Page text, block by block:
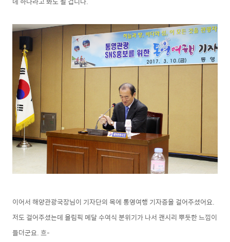
이어서 해양관광국장님이 기자단의 목에통영여행 기자증을 걸어주셨어요.
저도 걸어주셨는데 올림픽 메달 수여식 분위기가 나서 괜시리 뿌듯한 느낌이
들더군요. 흐-